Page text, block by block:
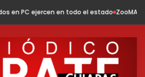
el estado ZooMAT evoluciona: